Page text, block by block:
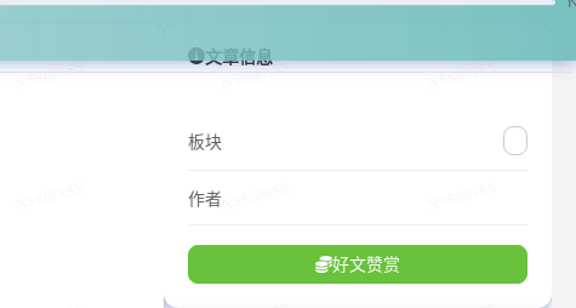
文章信息
板块
作者
好文赞赏